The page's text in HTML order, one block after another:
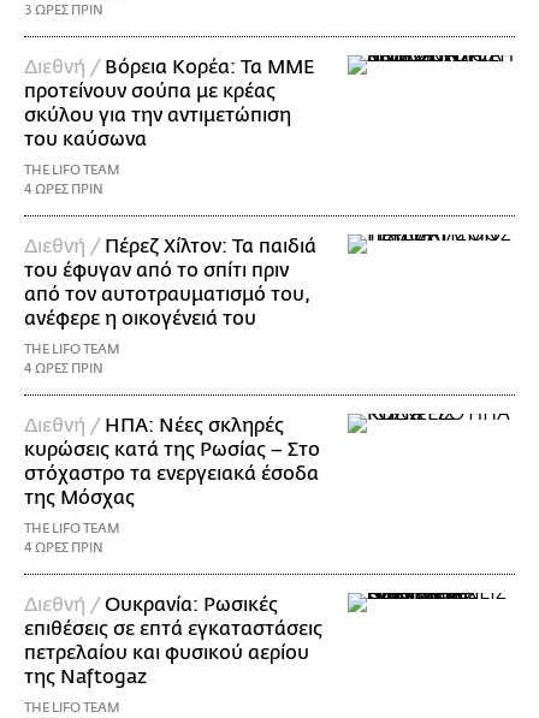
3 ΩΡΕΣ ΠΡΙΝ
Διεθνή / Βόρεια Κορέα: Τα ΜΜΕ
προτείνουν σούπα με κρέας
σκύλου για την αντιμετώπιση
του καύσωνα
THE LIFO TEAM
4 ΩΡΕΣ ΠΡΙΝ
Διεθνή / Πέρεζ Χίλτον: Τα παιδιά
του έφυγαν από το σπίτι πριν
από τον αυτοτραυματισμό του,
ανέφερε η οικογένειά του
THE LIFO TEAM
4 ΩΡΕΣ ΠΡΙΝ
Διεθνή / ΗΠΑ: Nέες σκληρές
κυρώσεις κατά της Ρωσίας – Στο
στόχαστρο τα ενεργειακά έσοδα
της Μόσχας
THE LIFO TEAM
4 ΩΡΕΣ ΠΡΙΝ
Διεθνή /Ουκρανία: Ρωσικές
επιθέσεις σε επτά εγκαταστάσεις
πετρελαίου και φυσικού αερίου
της Naftogaz
THE LIFO TEAM